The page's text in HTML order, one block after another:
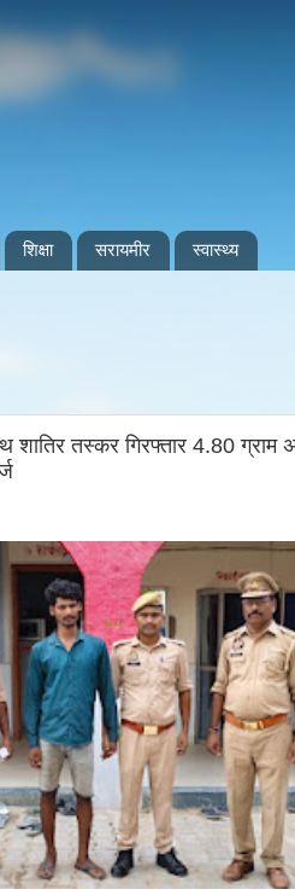
शिक्षा सरायमीर स्वास्थ्य
तस्कर गिरफ्तार 4.80 ग्राम